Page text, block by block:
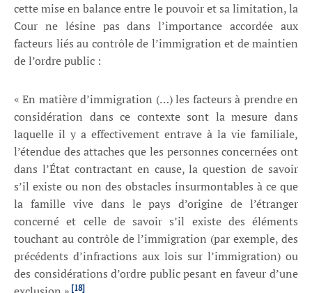
cette mise en balance entre le pouvoir et sa limitation, la
Cour ne lésine pas dans l’importance accordée aux
facteurs liés au contrôle de l’immigration et de maintien
de l’ordre public :
« En matière d’immigration (…) les facteurs à prendre en
considération dans ce contexte sont la mesure dans
laquelle il y a effectivement entrave à la vie familiale,
l’étendue des attaches que les personnes concernées ont
dans l’État contractant en cause, la question de savoir
s’il existe ou non des obstacles insurmontables à ce que
la famille vive dans le pays d’origine de l’étranger
concerné et celle de savoir s’il existe des éléments
touchant au contrôle de l’immigration (par exemple, des
précédents d’infractions aux lois sur l’immigration) ou
des considérations d’ordre public pesant en faveur d’une
[18]